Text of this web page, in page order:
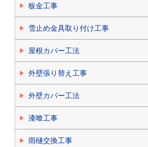
板金工事
雪止め金具取り付け工事
屋根カバー工法
外壁張り替え工事
外壁カバー工法
漆喰工事
雨樋交換工事